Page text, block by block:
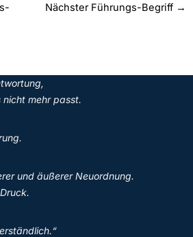
Nächster Führungs-Begriff →
nicht mehr passt.
und äußerer Neuordnung.